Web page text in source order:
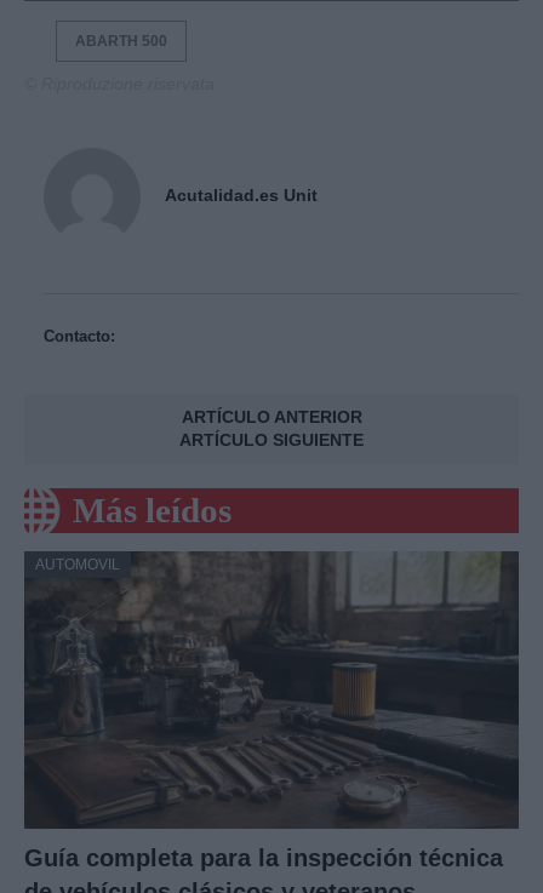
ABARTH 500
Acutalidad.es Unit
Contacto:
ARTÍCULO ANTERIOR
ARTÍCULO SIGUIENTE
Más leídos
AUTOMOVIL
Guía completa para la inspección técnica